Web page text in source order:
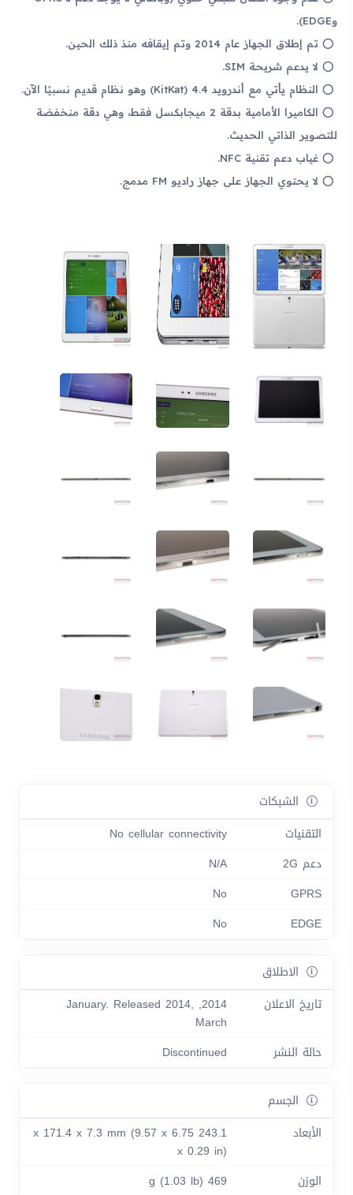
وEDGE).
تم إطلاق الجهاز عام 2014 وتم إيقافه منذ ذلك الحين.
لا يدعم شريحة SIM.
النظام يأتي مع أندرويد 4.4 (KitKat) وهو نظام قديم نسبيًا الآن.
الكاميرا الأمامية بدقة 2 ميجابكسل فقط، وهي دقة منخفضة
للتصوير الذاتي الحديث.
غياب دعم تقنية NFC.
لا يحتوي الجهاز على جهاز راديو FM مدمج.
الشبكات
التقنيات
No cellular connectivity
دعم 2G
N/A
GPRS
No
EDGE
No
الاطلاق
تاريخ الاعلان
2014, January. Released 2014,
March
حالة النشر
Discontinued
الجسم
الأبعاد
243.1 x 171.4 x 7.3 mm (9.57 x 6.75
x 0.29 in)
الوزن
469 g (1.03 lb)